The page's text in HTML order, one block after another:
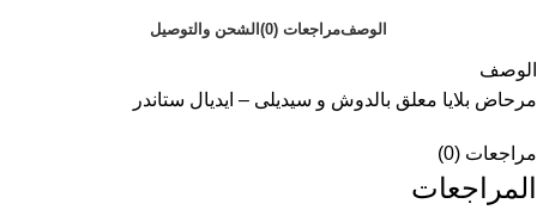
الوصفمراجعات (0) الشحن والتوصيل
الوصف
مرحاض بلايا معلق بالدوش و سيديلى – ايديال ستاندر
مراجعات (0)
المراجعات